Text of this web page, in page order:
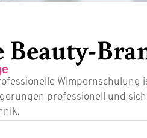
Wimpernschulung
professionell und